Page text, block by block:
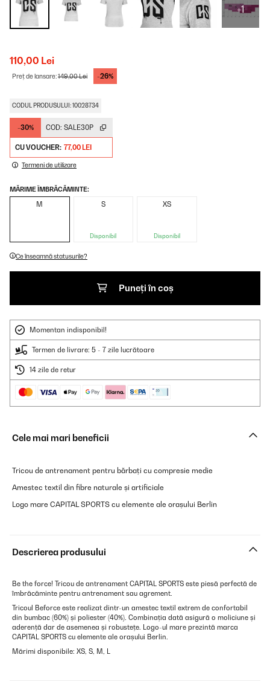
+1
110,00 Lei
Preț de lansare:149,00 Lei -26%
CODUL PRODUSULUI: 10028734
-30% COD: SALE30P
CU VOUCHER: 77,00 LEI
Termeni de utilizare
MĂRIME ÎMBRĂCĂMINTE:
M S
Disponibil
XS
Disponibil
Ce înseamnă statusurile?
Puneți în coș
Momentan indisponibil!
Termen de livrare: 5 - 7 zile lucrătoare
14 zile de retur
Cele mai mari beneficii
Tricou de antrenament pentru bărbați cu compresie medie
Amestec textil din fibre naturale și artificiale
Logo mare CAPITAL SPORTS cu elemente ale orașului Berlin
Descrierea produsului
Be the force! Tricou de antrenament CAPITAL SPORTS este piesă perfectă de
îmbrăcăminte pentru antrenament sau agrement.
Tricoul Beforce este realizat dintr-un amestec textil extrem de confortabil
din bumbac (60%) și poliester (40%). Combinația dată asigură o moliciune și
aderență dar de asemenea și robustețe. Logo-ul mare prezintă marca
CAPITAL SPORTS cu elemente ale orașului Berlin.
Mărimi disponibile: XS, S, M, L